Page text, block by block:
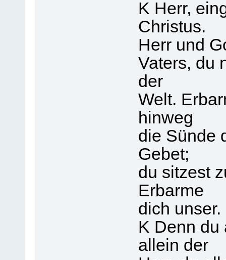
K Herr,
Christus.
Herr und
Vaters, du
der
Welt.
hinweg
die Sünde
Gebet;
du sitzest
Erbarme
dich unser.
K Denn du
allein der